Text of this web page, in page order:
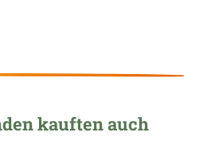
kauften auch